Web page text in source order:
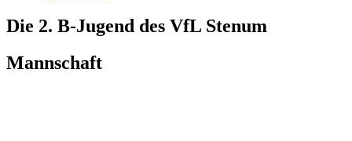
Die 2. B-Jugend des VfL Stenum
Mannschaft